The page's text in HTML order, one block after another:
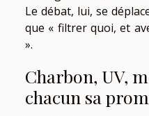
Le débat, lui, se
que « filtrer quoi, et
».
Charbon, UV,
chacun sa